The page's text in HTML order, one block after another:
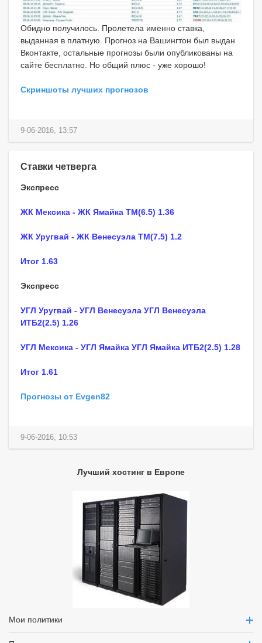
Обидно получилось. Пролетела именно ставка,
выданная в платную. Прогноз на Вашингтон был выдан
Вконтакте, остальные прогнозы были опубликованы на
сайте бесплатно. Но общий плюс - уже хорошо!
Скриншоты лучших прогнозов
9-06-2016, 13:57
Ставки четверга
Экспресс
ЖК Мексика - ЖК Ямайка ТМ(6.5) 1.36
ЖК Уругвай - ЖК Венесуэла ТМ(7.5) 1.2
Итог 1.63
Экспресс
УГЛ Уругвай - УГЛ Венесуэла УГЛ Венесуэла
ИТБ2(2.5) 1.26
УГЛ Мексика - УГЛ Ямайка УГЛ Ямайка ИТБ2(2.5) 1.28
Итог 1.61
Прогнозы от Evgen82
9-06-2016, 10:53
Лучший хостинг в Европе
Мои политики